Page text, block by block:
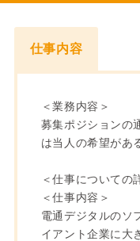
仕事内容
＜業務内容＞
募集ポジションの
は当人の希望があ
＜仕事についての
＜仕事内容＞
電通デジタルのソ
イアント企業に大